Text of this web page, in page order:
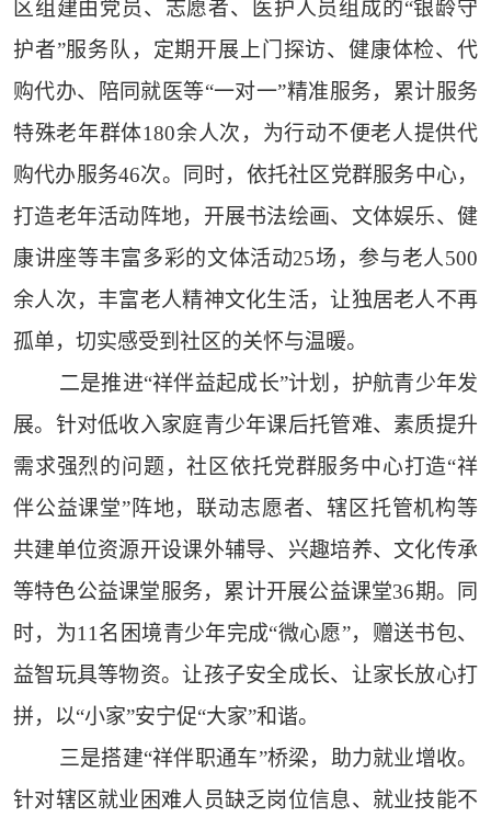
区组建由党员、志愿者、医护人员组成的“银龄守
护者”服务队，定期开展上门探访、健康体检、代
购代办、陪同就医等“一对一”精准服务，累计服务
特殊老年群体180余人次，为行动不便老人提供代
购代办服务46次。同时，依托社区党群服务中心，
打造老年活动阵地，开展书法绘画、文体娱乐、健
康讲座等丰富多彩的文体活动25场，参与老人500
余人次，丰富老人精神文化生活，让独居老人不再
孤单，切实感受到社区的关怀与温暖。
二是推进“祥伴益起成长”计划，护航青少年发
展。针对低收入家庭青少年课后托管难、素质提升
需求强烈的问题，社区依托党群服务中心打造“祥
伴公益课堂”阵地，联动志愿者、辖区托管机构等
共建单位资源开设课外辅导、兴趣培养、文化传承
等特色公益课堂服务，累计开展公益课堂36期。同
时，为11名困境青少年完成“微心愿”，赠送书包、
益智玩具等物资。让孩子安全成长、让家长放心打
拼，以“小家”安宁促“大家”和谐。
三是搭建“祥伴职通车”桥梁，助力就业增收。
针对辖区就业困难人员缺乏岗位信息、就业技能不